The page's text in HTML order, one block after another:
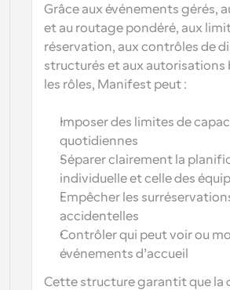
Grâce aux événements gérés,
et au routage pondéré, aux
réservation, aux contrôles de
structurés et aux autorisations
les rôles, Manifest peut :
Imposer des limites de
quotidiennes
Séparer clairement la
individuelle et celle des
Empêcher les
accidentelles
Contrôler qui peut voir ou
événements d’accueil
Cette structure garantit que la